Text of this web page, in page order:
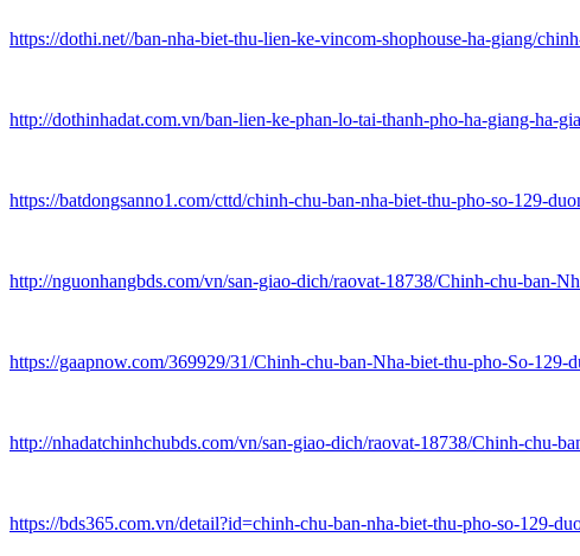
https://dothi.net//ban-nha-biet-thu-lien-ke-vincom-shophouse-ha-giang/
http://dothinhadat.com.vn/ban-lien-ke-phan-lo-tai-thanh-pho-ha-giang-ha-
https://batdongsanno1.com/cttd/chinh-chu-ban-nha-biet-thu-pho-so-129-
http://nguonhangbds.com/vn/san-giao-dich/raovat-18738/Chinh-chu-
https://gaapnow.com/369929/31/Chinh-chu-ban-Nha-biet-thu-pho-So-
http://nhadatchinhchubds.com/vn/san-giao-dich/raovat-18738/Chinh-
https://bds365.com.vn/detail?id=chinh-chu-ban-nha-biet-thu-pho-so-129-